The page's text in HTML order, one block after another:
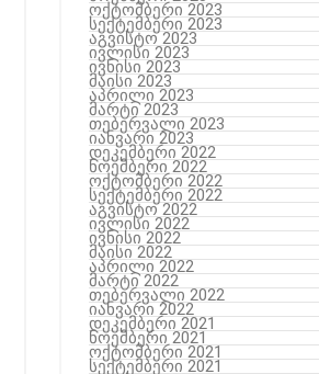
ოქტომბერი 2023
სექტემბერი 2023
აგვისტო 2023
ივლისი 2023
ივნისი 2023
მაისი 2023
აპრილი 2023
მარტი 2023
თებერვალი 2023
იანვარი 2023
დეკემბერი 2022
ნოემბერი 2022
ოქტომბერი 2022
სექტემბერი 2022
აგვისტო 2022
ივლისი 2022
ივნისი 2022
მაისი 2022
აპრილი 2022
მარტი 2022
თებერვალი 2022
იანვარი 2022
დეკემბერი 2021
ნოემბერი 2021
ოქტომბერი 2021
სექტემბერი 2021